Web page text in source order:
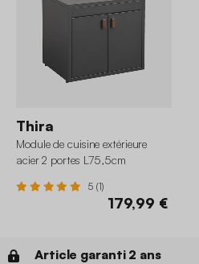
Thira
Module de cuisine extérieure
acier 2 portes L75,5cm
5 (1)
179,99 €
Article garanti 2 ans